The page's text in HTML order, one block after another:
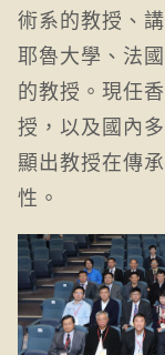
術系的教授、
耶魯大學、法
的教授。現任
授，以及國內
顯出教授在傳
性。